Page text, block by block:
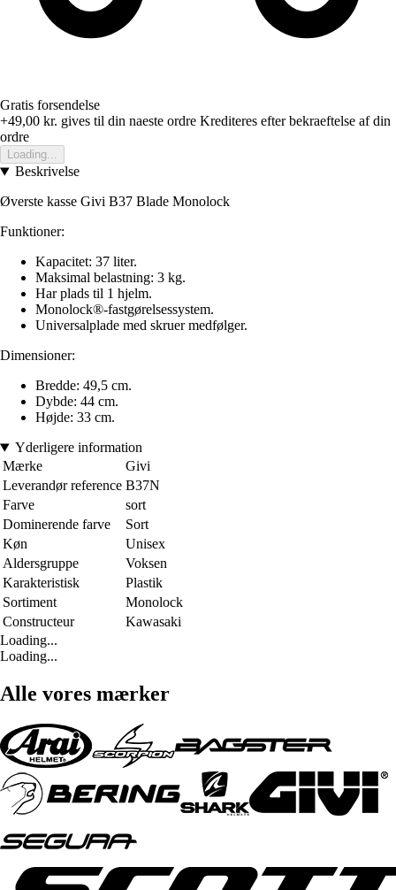
Gratis forsendelse
+49,00 kr. gives til din naeste ordre Krediteres efter bekraeftelse af din
ordre
Loading...
Beskrivelse
Øverste kasse Givi B37 Blade Monolock
Funktioner:
Kapacitet: 37 liter.
Maksimal belastning: 3 kg.
Har plads til 1 hjelm.
Monolock®-fastgørelsessystem.
Universalplade med skruer medfølger.
Dimensioner:
Bredde: 49,5 cm.
Dybde: 44 cm.
Højde: 33 cm.
Yderligere information
Mærke
Givi
Leverandør reference B37N
Farve
sort
Dominerende farve
Sort
Køn
Unisex
Aldersgruppe
Voksen
Karakteristisk
Plastik
Sortiment
Monolock
Constructeur
Kawasaki
Loading...
Loading...
Alle vores mærker